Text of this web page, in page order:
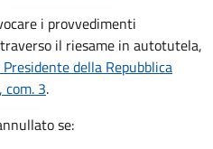
i provvedimenti
il riesame in autotutela,
della Repubblica
3.
se: